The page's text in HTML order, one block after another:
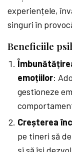
experiențele,
singuri în
Beneficiile
emoțiilor:
gestioneze
Creșterea
pe tineri să